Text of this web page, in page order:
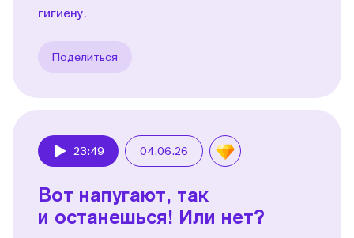
гигиену.
Поделиться
23:49 04.06.26
Вот напугают, так
и останешься! Или нет?